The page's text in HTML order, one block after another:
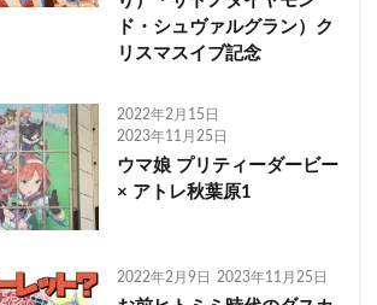
ド・シュヴァルグラン）ク
リスマスイブ記念
2022年2月15日
2023年11月25日
ウマ娘 プリティーダービー
× アトレ秋葉原1
2022年2月9日 2023年11月25日